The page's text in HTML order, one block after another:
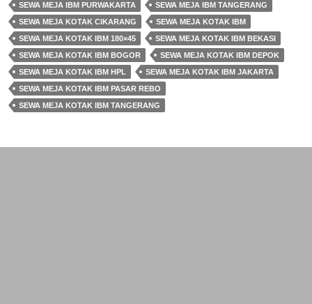
SEWA MEJA IBM PURWAKARTA
SEWA MEJA IBM TANGERANG
SEWA MEJA KOTAK CIKARANG
SEWA MEJA KOTAK IBM
SEWA MEJA KOTAK IBM 180×45
SEWA MEJA KOTAK IBM BEKASI
SEWA MEJA KOTAK IBM BOGOR
SEWA MEJA KOTAK IBM DEPOK
SEWA MEJA KOTAK IBM HPL
SEWA MEJA KOTAK IBM JAKARTA
SEWA MEJA KOTAK IBM PASAR REBO
SEWA MEJA KOTAK IBM TANGERANG